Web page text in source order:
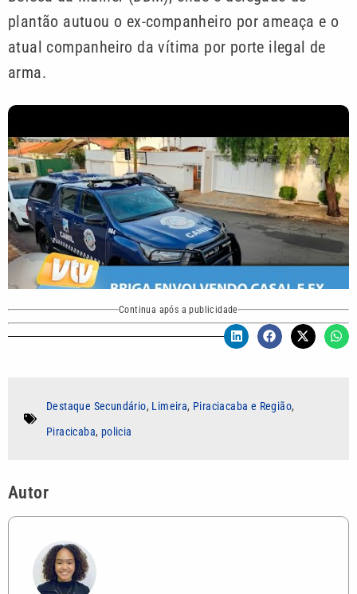
plantão autuou o ex-companheiro por ameaça e o
atual companheiro da vítima por porte ilegal de
arma.
Continua após a publicidade
Destaque Secundário, Limeira, Piraciacaba e Região,
Piracicaba, policia
Autor